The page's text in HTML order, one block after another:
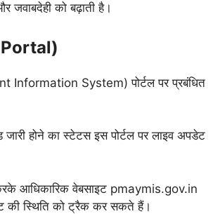
जवाबदेही को बढ़ाती है।
Portal)
Information System) पोर्टल पर प्रबंधित
होने का स्टेटस इस पोर्टल पर लाइव अपडेट
आधिकारिक वेबसाइट pmaymis.gov.in
की स्थिति को ट्रैक कर सकते हैं।